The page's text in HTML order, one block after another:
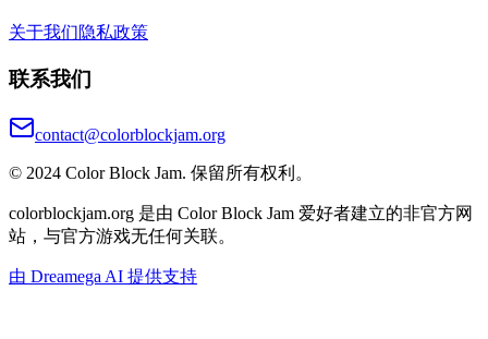
关于我们隐私政策
联系我们
contact@colorblockjam.org
© 2024 Color Block Jam. 保留所有权利。
colorblockjam.org 是由 Color Block Jam 爱好者建立的非官方网
站，与官方游戏无任何关联。
由 Dreamega AI 提供支持